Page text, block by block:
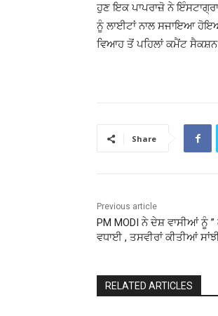
ਹੁਣ ਇਕ ਪਾਪਰਾਜ਼ੋ ਨੇ
ਨੂੰ ਲਾਈਟਾਂ ਨਾਲ ਸਜਾਇਆ
ਵਿਆਹ ਤੋਂ ਪਹਿਲਾਂ ਕਮੈਂਟ ਸੈਕਸ਼ਨ
Share
Previous article
PM MODI ਨੇ ਦੇਸ਼ ਵਾਸੀਆਂ ਨੂੰ
ਵਧਾਈ , ਤਸਵੀਰਾਂ ਕੀਤੀਆਂ
RELATED ARTICLES